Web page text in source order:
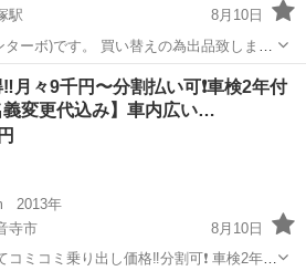
駅
8月10日
ターボ)です。 買い替えの為出品致しま
に不具合はありません。
加でお願い致しま
N-BOX NBOX
月々9千円〜分割払い可❗️車検2年付
義変更代込み】車内広い…
2013年
寺市
8月10日
ミコミ乗り出し価格‼️分割可❗️ 車検2年付